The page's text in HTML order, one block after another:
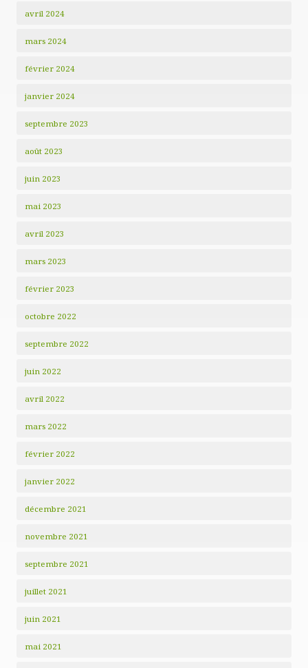
avril 2024
mars 2024
février 2024
janvier 2024
septembre 2023
août 2023
juin 2023
mai 2023
avril 2023
mars 2023
février 2023
octobre 2022
septembre 2022
juin 2022
avril 2022
mars 2022
février 2022
janvier 2022
décembre 2021
novembre 2021
septembre 2021
juillet 2021
juin 2021
mai 2021